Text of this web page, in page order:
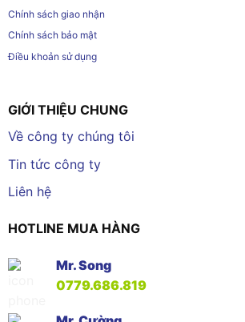
Chính sách giao nhận
Chính sách bảo mật
Điều khoản sử dụng
GIỚI THIỆU CHUNG
Về công ty chúng tôi
Tin tức công ty
Liên hệ
HOTLINE MUA HÀNG
Mr. Song
0779.686.819